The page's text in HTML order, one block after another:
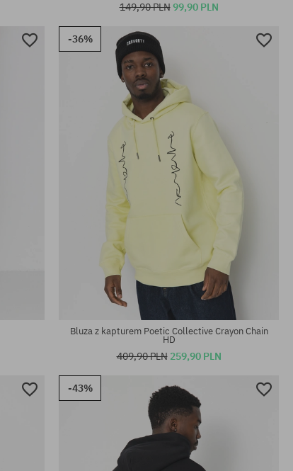
rozmiar uniwersalny
149,90 PLN99,90 PLN
-36%
Bluza z kapturem Poetic Collective Crayon Chain
HD
409,90 PLN 259,90 PLN
-43%